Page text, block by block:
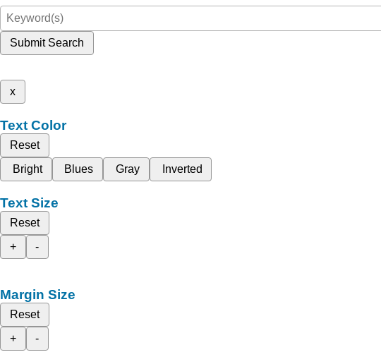
Submit Search
x
Text Color
Reset
Bright
Blues Gray Inverted
Text Size
Reset
+
-
Margin Size
Reset
+
-